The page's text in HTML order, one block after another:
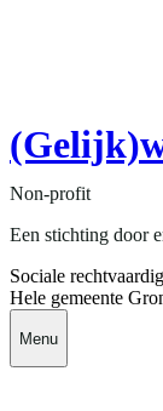
Non-profit
Een stichting door
Sociale
Hele gemeente
Menu